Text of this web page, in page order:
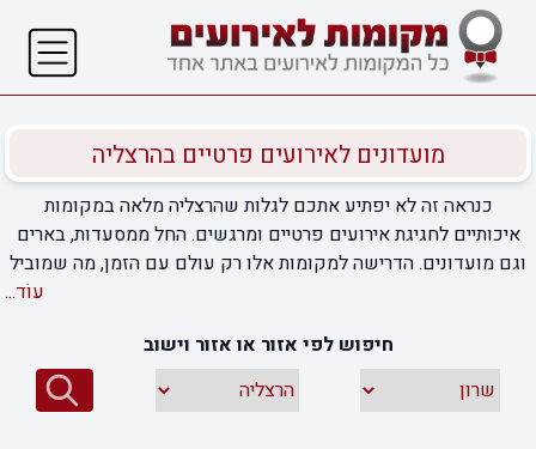
מועדונים לאירועים פרטיים בהרצליה
כנראה זה לא יפתיע אתכם לגלות שהרצליה מלאה במקומות
איכותיים לחגיגת אירועים פרטיים ומרגשים. החל ממסעדות, בארים
וגם מועדונים. הדרישה למקומות אלו רק עולם עם הזמן, מה שמוביל
לפתיחה של מקומות חדשים ומרגשים בסגנון. היום, ממש לא קשה
לנמצאים בהם לחגוג את השמחות הקטנות של החיים עד השעות
הקטנות של הלילה. עם זאת, השפע הגדול שהעיר מציעה גורם
לקושי אצל לא מעט אנשים – כיצד אפשר לבחור את המועדון הטוב
עוֹד...
חיפוש לפי אזור או אזור וישוב